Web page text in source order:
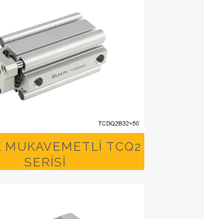
MUKAVEMETLİ TCQ2
SERİSİ